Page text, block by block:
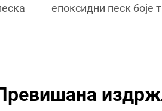
епоксидни песк боје